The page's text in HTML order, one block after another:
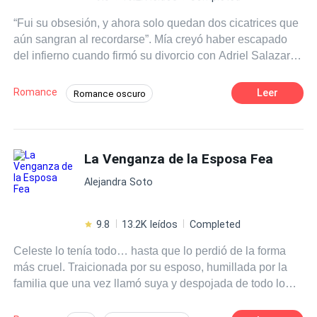
“Fui su obsesión, y ahora solo quedan dos cicatrices que
aún sangran al recordarse”. Mía creyó haber escapado
del infierno cuando firmó su divorcio con Adriel Salazar,
misma intensidad. Pero el destino no fue tan piadoso.
Tras un accidente, Adriel despierta sin recordar su
amarla como si nada hubiera ocurrido. Lo que ninguno
sabe es que detrás de su tragedia hay una traición mucho
más oscura —una que podría volver a separarlos… o
Romance Romance oscuro
Bebé Adorable Hombre Manipulador
Independiente Drama
Leer
La Venganza de la Esposa Fea
Alejandra Soto
9.8 13.2K leídos Completed
Celeste lo tenía todo… hasta que lo perdió de la forma
más cruel. Traicionada por su esposo, humillada por la
familia que una vez llamó suya y despojada de todo lo